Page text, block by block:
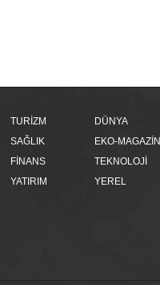
TURİZM
DÜNYA
SAĞLIK
EKO-MAGAZİN
FİNANS
TEKNOLOJİ
YATIRIM YEREL